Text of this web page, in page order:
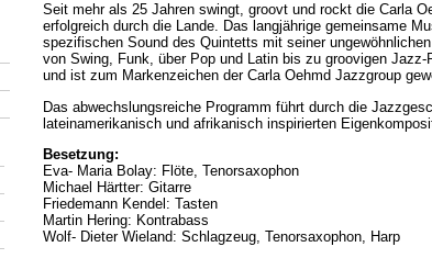
Seit mehr als 25 Jahren swingt, groovt und rockt die Carla
erfolgreich durch die Lande. Das langjährige gemeinsame
spezifischen Sound des Quintetts mit seiner
von Swing, Funk, über Pop und Latin bis zu groovigen Jazz-
und ist zum Markenzeichen der Carla Oehmd Jazzgroup
Das abwechslungsreiche Programm führt durch die
lateinamerikanisch und afrikanisch inspirierten
Besetzung:
Eva- Maria Bolay: Flöte, Tenorsaxophon
Michael Härtter: Gitarre
Friedemann Kendel: Tasten
Martin Hering: Kontrabass
Wolf- Dieter Wieland: Schlagzeug, Tenorsaxophon, Harp